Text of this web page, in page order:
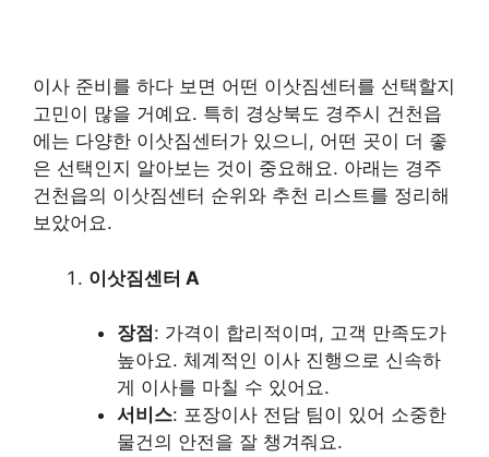
이사 준비를 하다 보면 어떤 이삿짐센터를 선택할지
고민이 많을 거예요. 특히 경상북도 경주시 건천읍
에는 다양한 이삿짐센터가 있으니, 어떤 곳이 더 좋
은 선택인지 알아보는 것이 중요해요. 아래는 경주
건천읍의 이삿짐센터 순위와 추천 리스트를 정리해
보았어요.
이삿짐센터 A
장점 : 가격이 합리적이며, 고객 만족도가
높아요. 체계적인 이사 진행으로 신속하
게 이사를 마칠 수 있어요.
서비스: 포장이사 전담 팀이 있어 소중한
물건의 안전을 잘 챙겨줘요.